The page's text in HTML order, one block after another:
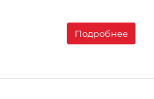
Подробнее